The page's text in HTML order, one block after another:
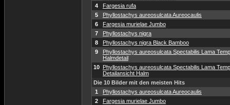
4
Fargesia rufa
5
Phyllostachys aureosulcata Aureocaulis
6
Fargesia murielae Jumbo
7
Phyllostachys nigra
8
Phyllostachys nigra Black Bamboo
9
Phyllostachys aureosulcata Spectabilis Lama
Halmdetail
10 Phyllostachys aureosulcata Spectabilis Lama
Detailansicht Halm
Die 10 Bilder mit den meisten Hits
1
Phyllostachys aureosulcata Aureocaulis
2
Fargesia murielae Jumbo